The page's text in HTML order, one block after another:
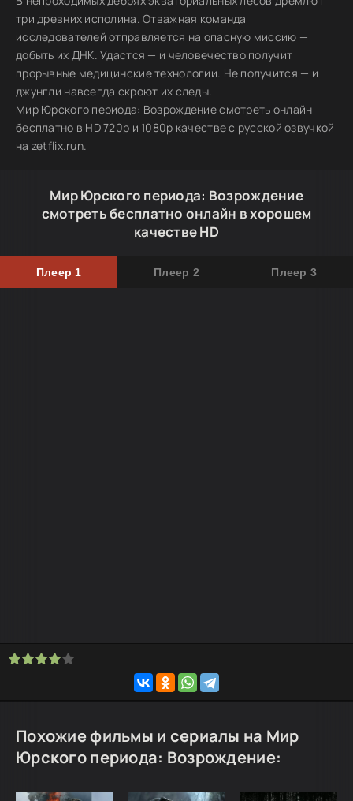
три древних исполина. Отважная команда
исследователей отправляется на опасную миссию —
добыть их ДНК. Удастся — и человечество получит
прорывные медицинские технологии. Не получится — и
джунгли навсегда скроют их следы.
Мир Юрского периода: Возрождение смотреть онлайн
бесплатно в HD 720p и 1080p качестве с русской озвучкой
на zetflix.run.
Мир Юрского периода: Возрождение
смотреть бесплатно онлайн в хорошем
качестве HD
Плеер 1 Плеер 2 Плеер 3
Похожие фильмы и сериалы на Мир
Юрского периода: Возрождение: